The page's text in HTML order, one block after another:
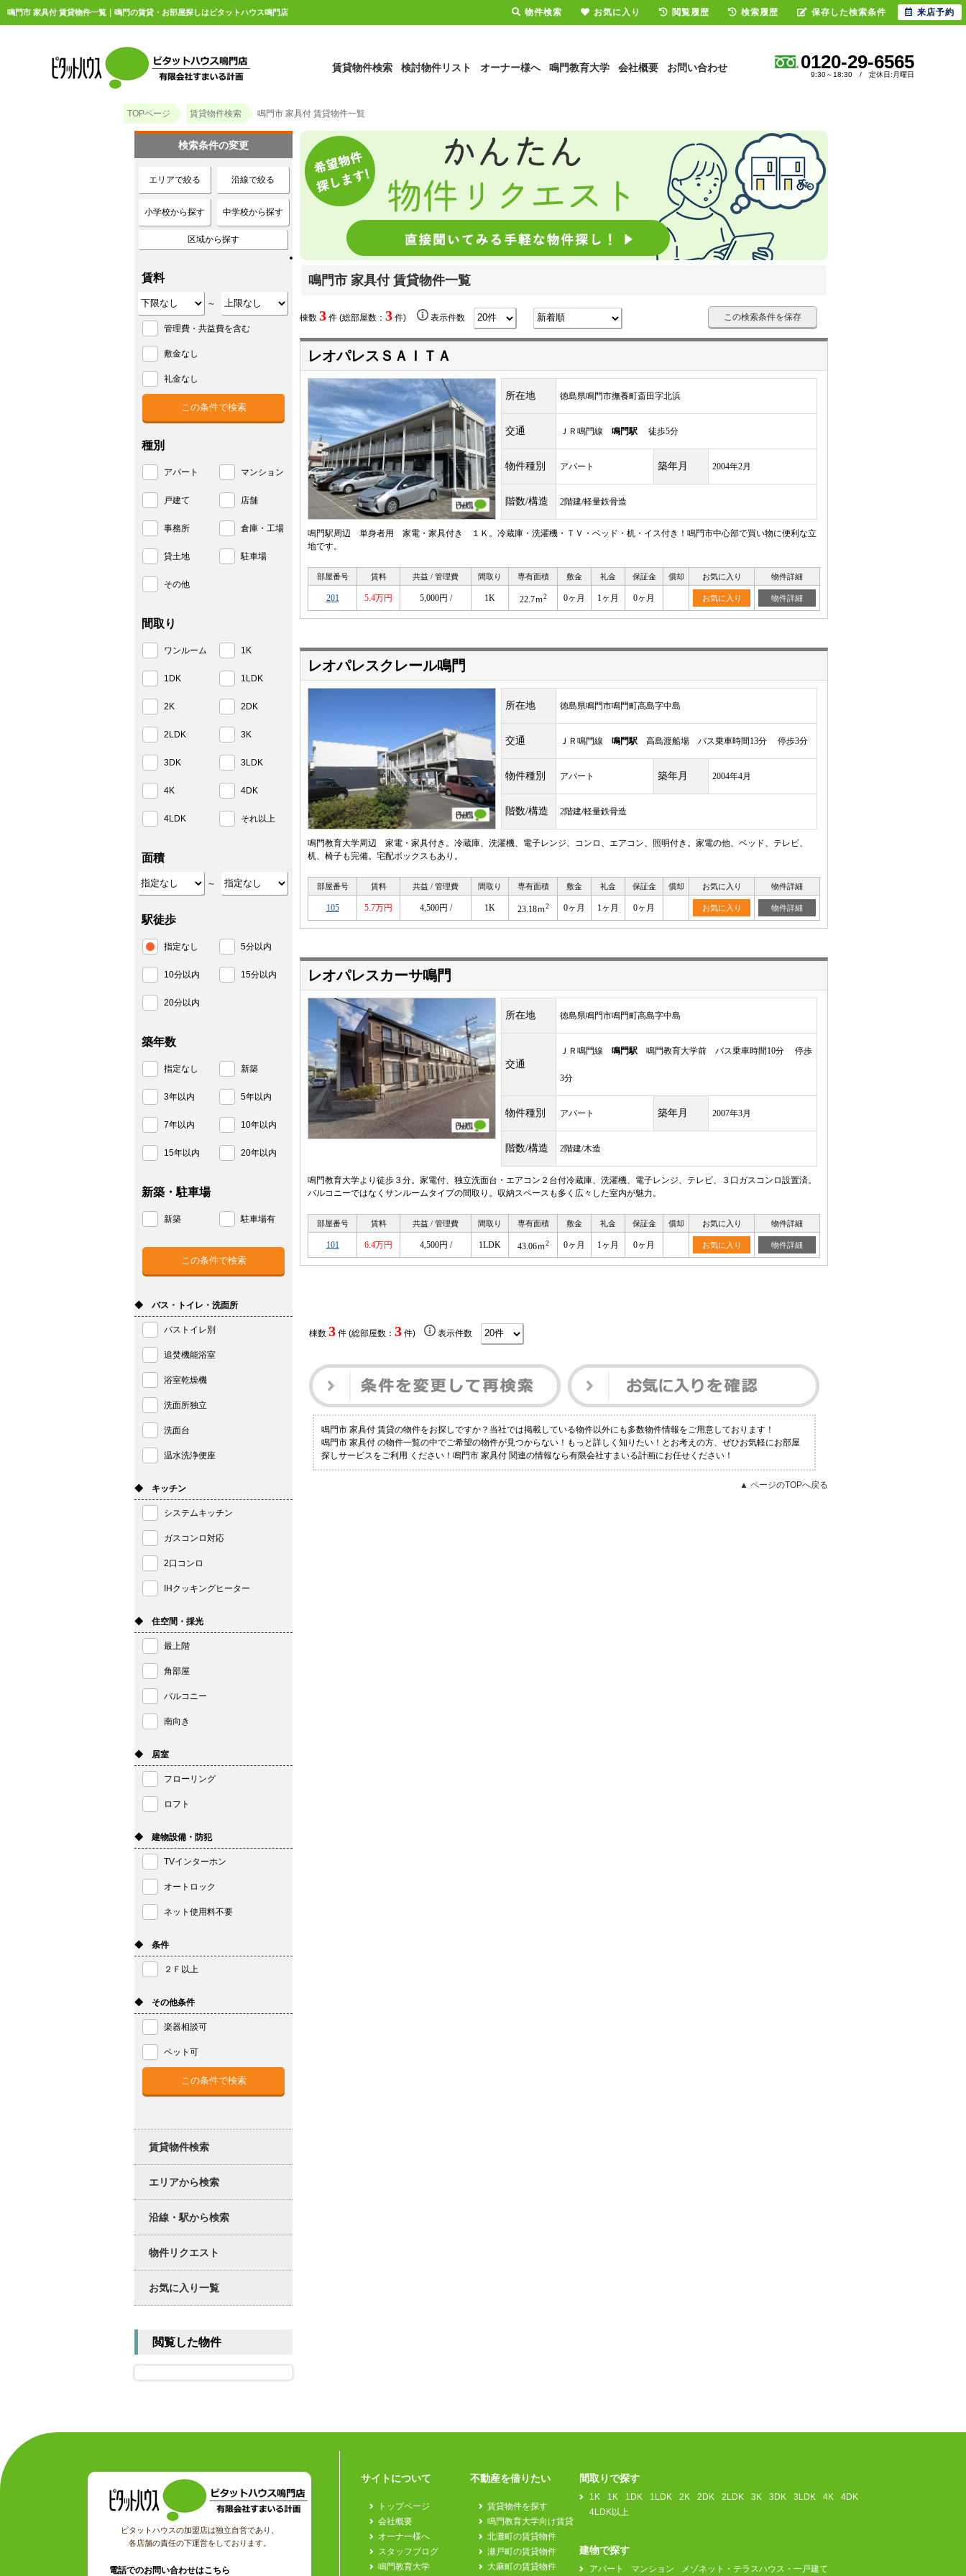
鳴門市 家具付 賃貸物件一覧｜鳴門の賃貸・お部屋探しはピタットハウス鳴門店
賃貸物件検索 検討物件リスト オーナー様へ 鳴門教育大学 会社概要 お問い合わせ 0120-29-6565
9:30～18:30 / 定休日:月曜日
TOPページ 賃貸物件検索 鳴門市 家具付 賃貸物件一覧
鳴門市 家具付 賃貸物件一覧
棟数 3 件 (総部屋数： 3 件) 表示件数 この検索条件を保存
レオパレスＳＡＩＴＡ
所在地 徳島県鳴門市撫養町斎田字北浜
交通 ＪＲ鳴門線 鳴門駅 徒歩5分
物件種別 アパート 築年月 2004年2月
階数/構造 2階建/軽量鉄骨造
鳴門駅周辺 単身者用 家電・家具付き １Ｋ。冷蔵庫・洗濯機・ＴＶ・ベッド・机・イス付き！鳴門市中心部で買い物に便利な立
地です。
部屋番号 賃料 共益 / 管理費 間取り 専有面積 敷金 礼金 保証金 償却 お気に入り 物件詳細
201 5.4万円 5,000円 / 1K 22.7ｍ2 0ヶ月 1ヶ月 0ヶ月 お気に入り 物件詳細
レオパレスクレール鳴門
所在地 徳島県鳴門市鳴門町高島字中島
交通 ＪＲ鳴門線 鳴門駅 高島渡船場 バス乗車時間13分 停歩3分
物件種別 アパート 築年月 2004年4月
階数/構造 2階建/軽量鉄骨造
鳴門教育大学周辺 家電・家具付き。冷蔵庫、洗濯機、電子レンジ、コンロ、エアコン、照明付き。家電の他、ベッド、テレビ、
机、椅子も完備。宅配ボックスもあり。
部屋番号 賃料 共益 / 管理費 間取り 専有面積 敷金 礼金 保証金 償却 お気に入り 物件詳細
105 5.7万円 4,500円 / 1K 23.18ｍ2 0ヶ月 1ヶ月 0ヶ月 お気に入り 物件詳細
レオパレスカーサ鳴門
所在地 徳島県鳴門市鳴門町高島字中島
交通
ＪＲ鳴門線 鳴門駅 鳴門教育大学前 バス乗車時間10分 停歩
3分
物件種別 アパート 築年月 2007年3月
階数/構造 2階建/木造
鳴門教育大学より徒歩３分。家電付、独立洗面台・エアコン２台付冷蔵庫、洗濯機、電子レンジ、テレビ、３口ガスコンロ設置済。
バルコニーではなくサンルームタイプの間取り。収納スペースも多く広々した室内が魅力。
部屋番号 賃料 共益 / 管理費 間取り 専有面積 敷金 礼金 保証金 償却 お気に入り 物件詳細
101 6.4万円 4,500円 / 1LDK 43.06ｍ2 0ヶ月 1ヶ月 0ヶ月 お気に入り 物件詳細
棟数 3件 (総部屋数： 3件) 表示件数
鳴門市 家具付 賃貸の物件をお探しですか？当社では掲載している物件以外にも多数物件情報をご用意しております！
鳴門市 家具付 の物件一覧の中でご希望の物件が見つからない！もっと詳しく知りたい！とお考えの方、ぜひお気軽にお部屋
探しサービスをご利用 ください！鳴門市 家具付 関連の情報なら有限会社すまいる計画にお任せください！
▲ ページのTOPへ戻る
検索条件の変更
エリアで絞る 沿線で絞る
小学校から探す 中学校から探す
区域から探す
賃料
～
管理費・共益費を含む
敷金なし
礼金なし
種別
アパート マンション
戸建て 店舗
事務所 倉庫・工場
貸土地 駐車場
その他
間取り
ワンルーム 1K
1DK 1LDK
2K 2DK
2LDK 3K
3DK 3LDK
4K 4DK
4LDK それ以上
面積
～
駅徒歩
指定なし 5分以内
10分以内 15分以内
20分以内
築年数
指定なし 新築
3年以内 5年以内
7年以内 10年以内
15年以内 20年以内
新築・駐車場
新築 駐車場有
◆ バス・トイレ・洗面所
バストイレ別
追焚機能浴室
浴室乾燥機
洗面所独立
洗面台
温水洗浄便座
◆ キッチン
システムキッチン
ガスコンロ対応
2口コンロ
IHクッキングヒーター
◆ 住空間・採光
最上階
角部屋
バルコニー
南向き
◆ 居室
フローリング
ロフト
◆ 建物設備・防犯
TVインターホン
オートロック
ネット使用料不要
◆ 条件
２Ｆ以上
◆ その他条件
楽器相談可
ペット可
賃貸物件検索
エリアから検索
沿線・駅から検索
物件リクエスト
お気に入り一覧
閲覧した物件
ピタットハウスの加盟店は独立自営であり、
各店舗の責任の下運営をしております。
電話でのお問い合わせはこちら
サイトについて
トップページ
会社概要
オーナー様へ
スタッフブログ
鳴門教育大学
不動産を借りたい
賃貸物件を探す
鳴門教育大学向け賃貸
北灘町の賃貸物件
瀬戸町の賃貸物件
大麻町の賃貸物件
間取りで探す
1K 1K 1DK 1LDK 2K 2DK 2LDK 3K 3DK 3LDK 4K
4DK
4LDK以上
建物で探す
アパート マンション メゾネット・テラスハウス・一戸建て
物件検索 お気に入り 閲覧履歴 検索履歴 保存した検索条件 来店予約